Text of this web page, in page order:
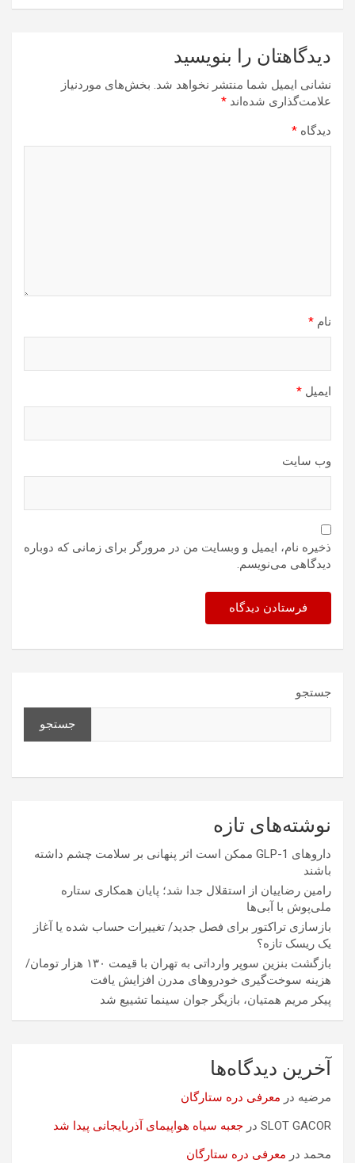
دیدگاهتان را بنویسید
نشانی ایمیل شما منتشر نخواهد شد. بخش‌های موردنیاز
علامت‌گذاری شده‌اند *
دیدگاه *
نام *
ایمیل *
وب‌ سایت
ذخیره نام، ایمیل و وبسایت من در مرورگر برای زمانی که دوباره
دیدگاهی می‌نویسم.
جستجو
جستجو
نوشته‌های تازه
داروهای GLP-1 ممکن است اثر پنهانی بر سلامت چشم داشته
باشند
رامین رضاییان از استقلال جدا شد؛ پایان همکاری ستاره
ملی‌پوش با آبی‌ها
بازسازی تراکتور برای فصل جدید/ تغییرات حساب شده یا آغاز
یک ریسک تازه؟
بازگشت بنزین سوپر وارداتی به تهران با قیمت ۱۳۰ هزار تومان/
هزینه سوخت‌گیری خودرو‌های مدرن افزایش یافت
پیکر مریم همتیان، بازیگر جوان سینما تشییع شد
آخرین دیدگاه‌ها
مرضیه در معرفی دره ستارگان
SLOT GACOR در جعبه سیاه هواپیمای آذربایجانی پیدا شد
محمد در معرفی دره ستارگان